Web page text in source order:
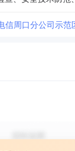
信周口分公司示